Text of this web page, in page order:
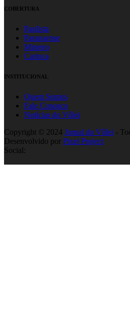
COBERTURA
Paulista
Paranaense
Mineiro
Carioca
INSTITUCIONAL
Quem Somos
Fale Conosco
Notícias do Vôlei
Copyright © 2024 Jornal do Vôlei -
Desenvolvido por Pixel Project
Social: